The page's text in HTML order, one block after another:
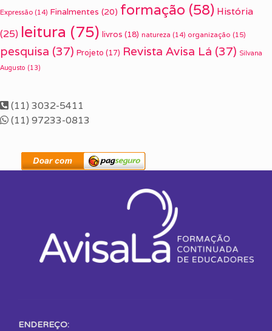
Expressão (14) Finalmentes (20) formação (58) História
(25) leitura (75) livros (18) natureza (14) organização (15)
pesquisa (37) Projeto (17) Revista Avisa Lá (37) Silvana
Augusto (13)
(11) 3032-5411
(11) 97233-0813
ENDEREÇO: